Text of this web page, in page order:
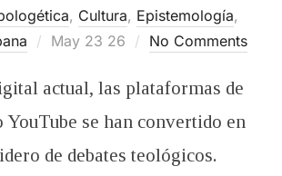
, Cultura, Epistemología,
Posted
May 23 26 No Comments
actual, las plataformas de
YouTube se han convertido en
de debates teológicos.